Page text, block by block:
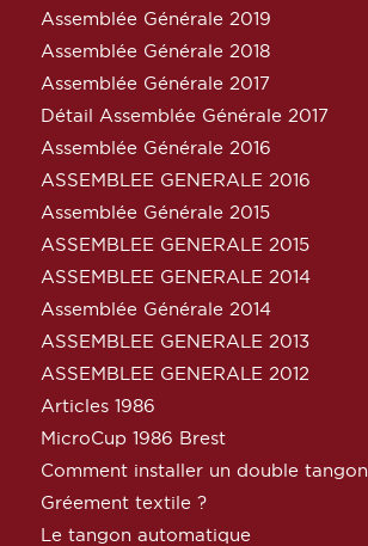
Assemblée Générale 2019
Assemblée Générale 2018
Assemblée Générale 2017
Détail Assemblée Générale 2017
Assemblée Générale 2016
ASSEMBLEE GENERALE 2016
Assemblée Générale 2015
ASSEMBLEE GENERALE 2015
ASSEMBLEE GENERALE 2014
Assemblée Générale 2014
ASSEMBLEE GENERALE 2013
ASSEMBLEE GENERALE 2012
Articles 1986
MicroCup 1986 Brest
Comment installer un double tangon
Gréement textile ?
Le tangon automatique